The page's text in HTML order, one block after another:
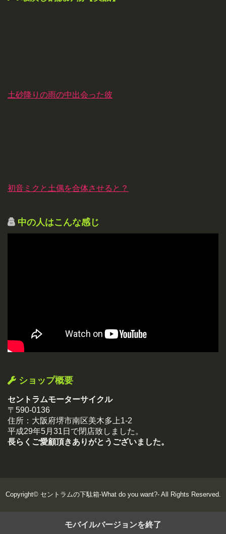
土砂降りの雨の中出会った彼
初音ミクと土偶を合体させると？
中の人はこんな感じ
ショップ概要
セントラムモーターサイクル
〒590-0136
住所：大阪府堺市南区美木多上1-2
平成29年5月31日で閉店致しました。
長らくご愛顧頂きありがとうございました。
Copyright© セントラムの下駄箱-What do you want?-All Rights Reserved.
モバイルバージョンを終了